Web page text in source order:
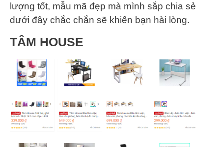
lượng tốt, mẫu mã đẹp mà mình sắp chia sẻ
dưới đây chắc chắn sẽ khiến bạn hài lòng.
TÂM HOUSE